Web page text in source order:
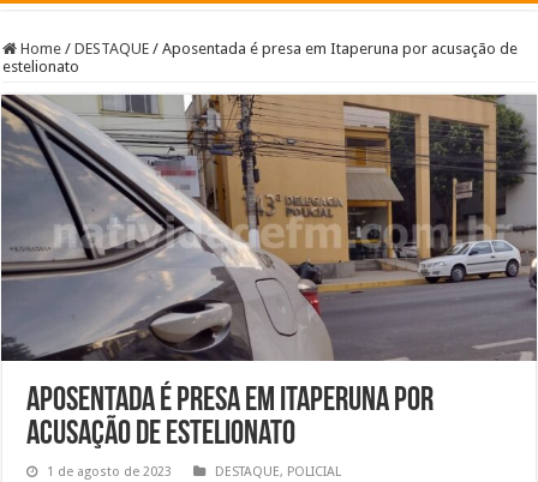
Home / DESTAQUE / Aposentada é presa em Itaperuna por acusação de
estelionato
Aposentada é presa em Itaperuna por
acusação de estelionato
1 de agosto de 2023 DESTAQUE, POLICIAL